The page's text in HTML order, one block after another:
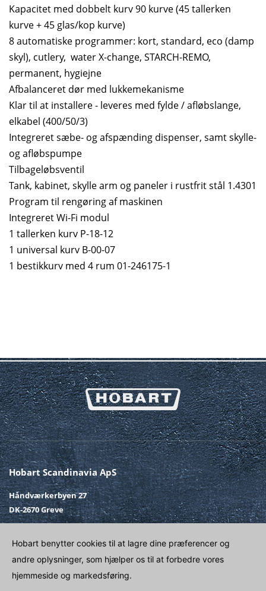
Kapacitet med dobbelt kurv 90 kurve (45 tallerken
kurve + 45 glas/kop kurve)
8 automatiske programmer: kort, standard, eco (damp
skyl), cutlery, water X-change, STARCH-REMO,
permanent, hygiejne
Afbalanceret dør med lukkemekanisme
Klar til at installere - leveres med fylde / afløbslange,
elkabel (400/50/3)
Integreret sæbe- og afspænding dispenser, samt skylle-
og afløbspumpe
Tilbageløbsventil
Tank, kabinet, skylle arm og paneler i rustfrit stål 1.4301
Program til rengøring af maskinen
Integreret Wi-Fi modul
1 tallerken kurv P-18-12
1 universal kurv B-00-07
1 bestikkurv med 4 rum 01-246175-1
Hobart Scandinavia ApS
Håndværkerbyen 27
DK-2670 Greve
Fax
+45 43 90 50 02
E-post
SALG@HOBART.DK
Venligst kontakt
Hobart benytter cookies til at lagre dine præferencer og
andre oplysninger, som hjælper os til at forbedre vores
hjemmeside og markedsføring.